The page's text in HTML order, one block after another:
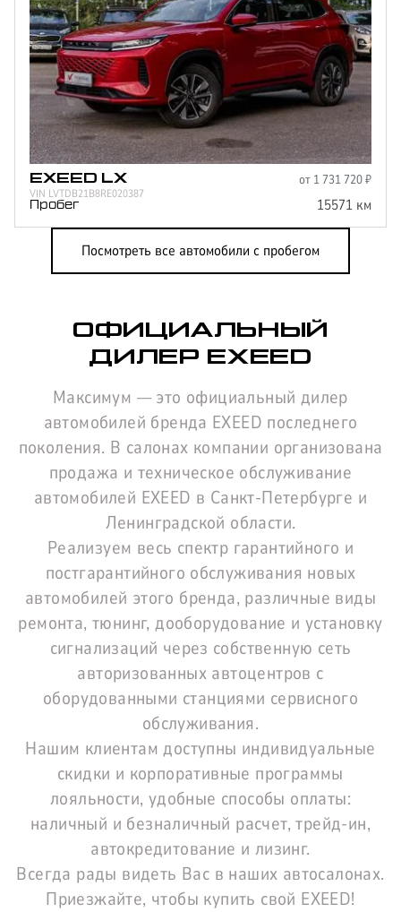
EXEED LX от 1 731 720₽
VIN LVTDB21B8RE020387
Пробег 15571 км
Посмотреть все автомобили с пробегом
ОФИЦИАЛЬНЫЙ
ДИЛЕР EXEED
Максимум — это официальный дилер
автомобилей бренда EXEED последнего
поколения. В салонах компании организована
продажа и техническое обслуживание
автомобилей EXEED в Санкт-Петербурге и
Ленинградской области.
Реализуем весь спектр гарантийного и
постгарантийного обслуживания новых
автомобилей этого бренда, различные виды
ремонта, тюнинг, дооборудование и установку
сигнализаций через собственную сеть
авторизованных автоцентров с
оборудованными станциями сервисного
обслуживания.
Нашим клиентам доступны индивидуальные
скидки и корпоративные программы
лояльности, удобные способы оплаты:
наличный и безналичный расчет, трейд-ин,
автокредитование и лизинг.
Всегда рады видеть Вас в наших автосалонах.
Приезжайте, чтобы купить свой EXEED!